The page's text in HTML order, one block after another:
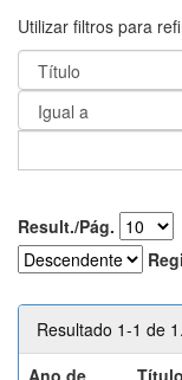
Utilizar filtros para
Result./Pág.
Resultado 1-1 de 1.
Ano de
Título